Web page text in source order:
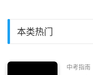
本类热门
中考指南